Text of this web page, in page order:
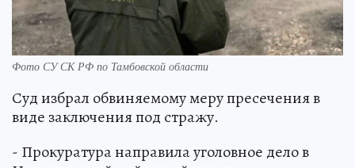
Фото СУ СК РФ по Тамбовской области
Суд избрал обвиняемому меру пресечения в
виде заключения под стражу.